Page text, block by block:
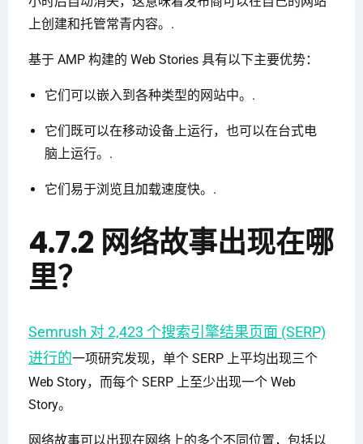
上创建和托管常青内容。.
基于 AMP 构建的 Web Stories 具有以下主要优势：
它们可以嵌入到各种类型的网站中。.
它们既可以在移动设备上运行，也可以在台式电
脑上运行。.
它们易于浏览且加载速度快。.
4.7.2 网络故事出现在哪
里？
Semrush 对 2,423 个搜索引擎结果页面 (SERP)
进行的一项研究发现，单个 SERP 上平均出现三个
Web Story，而每个 SERP 上至少出现一个 Web
Story。
网络故事可以出现在网络上的多个不同位置，包括以